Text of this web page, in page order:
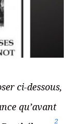
ci-dessous,
qu’avant
2